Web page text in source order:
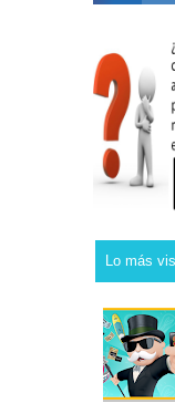
Lo más